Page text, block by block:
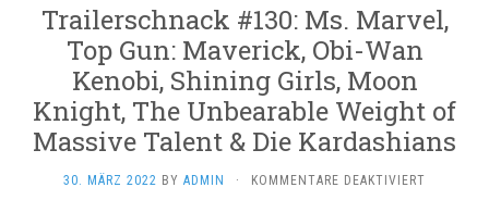
Trailerschnack #130: Ms. Marvel,
Top Gun: Maverick, Obi-Wan
Kenobi, Shining Girls, Moon
Knight, The Unbearable Weight of
Massive Talent & Die Kardashians
30. MÄRZ 2022 BY ADMIN · KOMMENTARE DEAKTIVIERT